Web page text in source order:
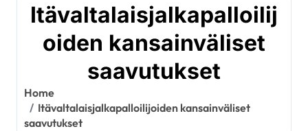
Itävaltalaisjalkapalloilij
oiden kansainväliset
saavutukset
Home
Itävaltalaisjalkapalloilijoiden kansainväliset
saavutukset